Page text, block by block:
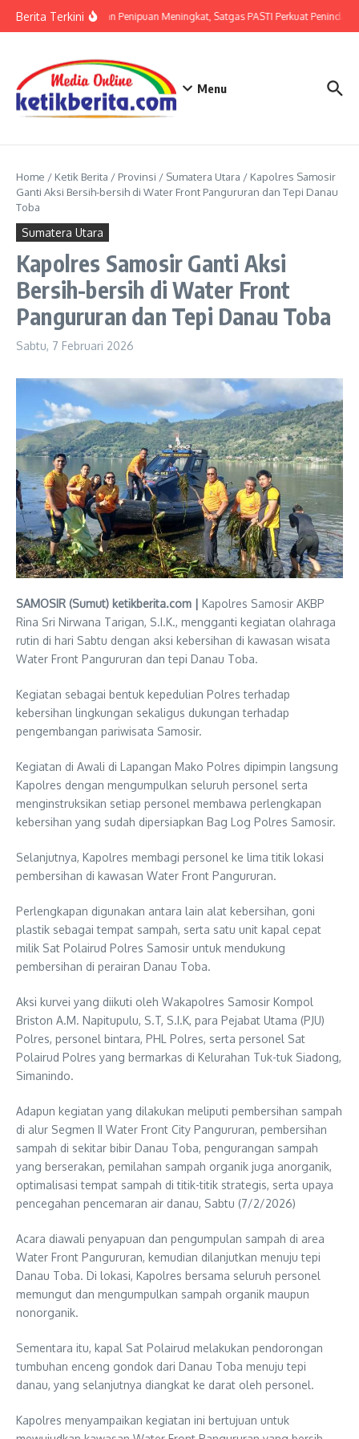
Berita TerkiniAncaman Penipuan Meningkat, Satgas PASTI Perkuat Penindakan
Menu
Home / Ketik Berita / Provinsi / Sumatera Utara / Kapolres Samosir
Ganti Aksi Bersih-bersih di Water Front Pangururan dan Tepi Danau
Toba
Sumatera Utara
Kapolres Samosir Ganti Aksi
Bersih-bersih di Water Front
Pangururan dan Tepi Danau Toba
Sabtu, 7 Februari 2026
SAMOSIR (Sumut) ketikberita.com | Kapolres Samosir AKBP
Rina Sri Nirwana Tarigan, S.I.K., mengganti kegiatan olahraga
rutin di hari Sabtu dengan aksi kebersihan di kawasan wisata
Water Front Pangururan dan tepi Danau Toba.
Kegiatan sebagai bentuk kepedulian Polres terhadap
kebersihan lingkungan sekaligus dukungan terhadap
pengembangan pariwisata Samosir.
Kegiatan di Awali di Lapangan Mako Polres dipimpin langsung
Kapolres dengan mengumpulkan seluruh personel serta
menginstruksikan setiap personel membawa perlengkapan
kebersihan yang sudah dipersiapkan Bag Log Polres Samosir.
Selanjutnya, Kapolres membagi personel ke lima titik lokasi
pembersihan di kawasan Water Front Pangururan.
Perlengkapan digunakan antara lain alat kebersihan, goni
plastik sebagai tempat sampah, serta satu unit kapal cepat
milik Sat Polairud Polres Samosir untuk mendukung
pembersihan di perairan Danau Toba.
Aksi kurvei yang diikuti oleh Wakapolres Samosir Kompol
Briston A.M. Napitupulu, S.T, S.I.K, para Pejabat Utama (PJU)
Polres, personel bintara, PHL Polres, serta personel Sat
Polairud Polres yang bermarkas di Kelurahan Tuk-tuk Siadong,
Simanindo.
Adapun kegiatan yang dilakukan meliputi pembersihan sampah
di alur Segmen II Water Front City Pangururan, pembersihan
sampah di sekitar bibir Danau Toba, pengurangan sampah
yang berserakan, pemilahan sampah organik juga anorganik,
optimalisasi tempat sampah di titik-titik strategis, serta upaya
pencegahan pencemaran air danau, Sabtu (7/2/2026)
Acara diawali penyapuan dan pengumpulan sampah di area
Water Front Pangururan, kemudian dilanjutkan menuju tepi
Danau Toba. Di lokasi, Kapolres bersama seluruh personel
memungut dan mengumpulkan sampah organik maupun
nonorganik.
Sementara itu, kapal Sat Polairud melakukan pendorongan
tumbuhan enceng gondok dari Danau Toba menuju tepi
danau, yang selanjutnya diangkat ke darat oleh personel.
Kapolres menyampaikan kegiatan ini bertujuan untuk